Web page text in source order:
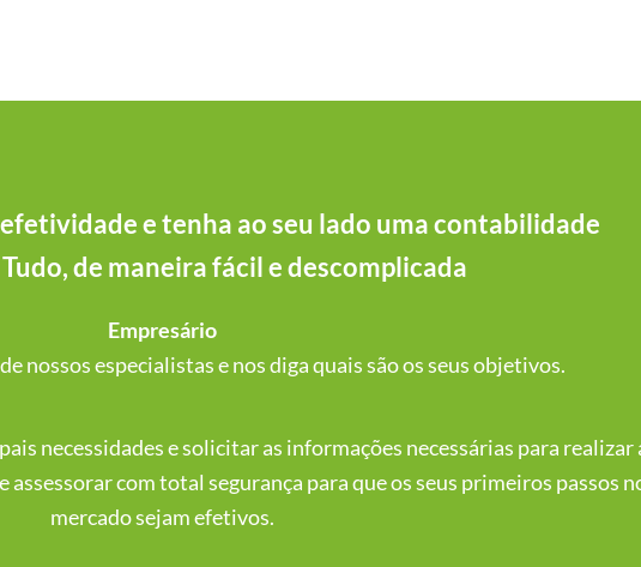
e tenha ao seu lado uma contabilidade
de maneira fácil e descomplicada
Empresário
nossos especialistas e nos diga quais são os seus objetivos.
necessidades e solicitar as informações necessárias para realizar
assessorar com total segurança para que os seus primeiros passos
mercado sejam efetivos.